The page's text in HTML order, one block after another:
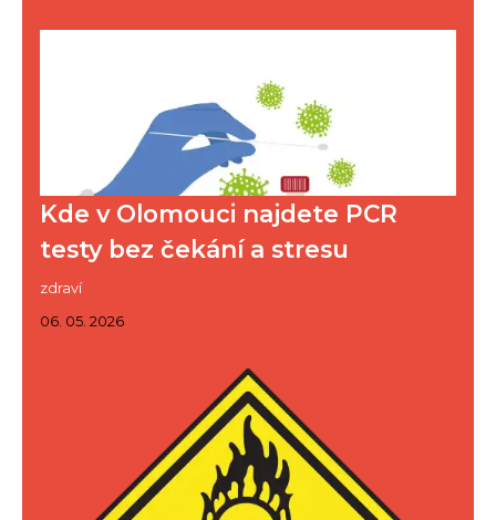
Kde v Olomouci najdete PCR
testy bez čekání a stresu
zdraví
06. 05. 2026